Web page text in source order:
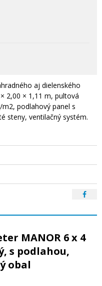
aj dielenského
2,00 × 1,11 m, pultová
podlahový panel s
steny, ventilačný systém.
MANOR 6 x 4
s podlahou,
obal